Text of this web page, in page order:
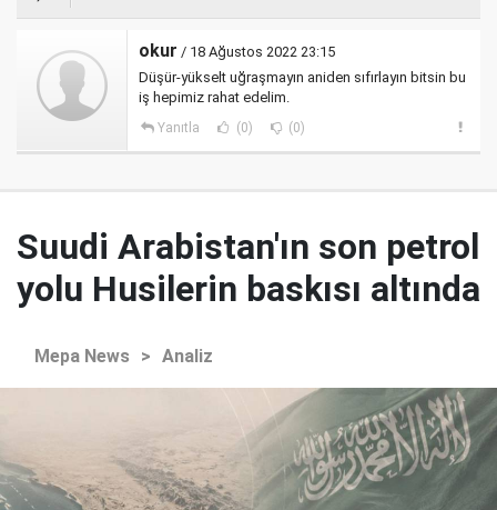
okur / 18 Ağustos 2022 23:15
Düşür-yükselt uğraşmayın aniden sıfırlayın bitsin bu
iş hepimiz rahat edelim.
Yanıtla (0) (0)
Suudi Arabistan'ın son petrol
yolu Husilerin baskısı altında
Mepa News > Analiz